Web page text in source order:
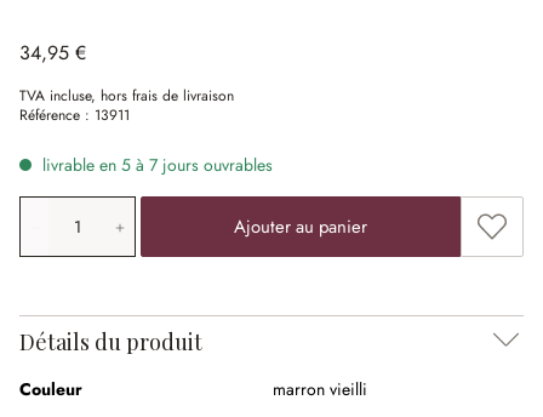
34,95 €
TVA incluse, hors frais de livraison
Référence : 13911
livrable en 5 à 7 jours ouvrables
Quantité de produit: saisissez la valeur souhaitée ou
Ajouter au panier
Détails du produit
Couleur
marron vieilli